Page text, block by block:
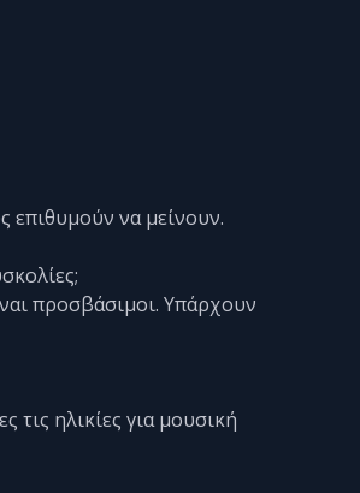
επιθυμούν να μείνουν.
προσβάσιμοι. Υπάρχουν
τις ηλικίες για μουσική